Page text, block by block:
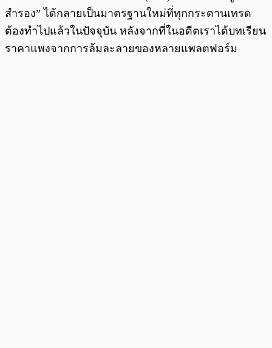
สำรอง” ได้กลายเป็นมาตรฐานใหม่ที่ทุกกระดานเทรด
ต้องทำไปแล้วในปัจจุบัน หลังจากที่ในอดีตเราได้บทเรียน
ราคาแพงจากการล้มละลายของหลายแพลตฟอร์ม